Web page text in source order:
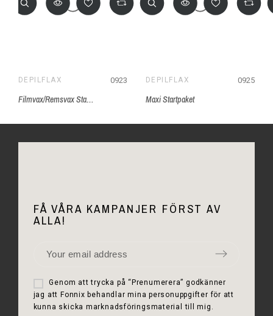
DEPILFLAX 0923
Filmvax/Remsvax Startpaket, Depilflax
DEPILFLAX 0925
Maxi Startpaket
FÅ VÅRA KAMPANJER FÖRST AV
ALLA!
Genom att trycka på “Prenumerera” godkänner
jag att Fonnix behandlar mina personuppgifter för att
kunna skicka marknadsföringsmaterial till mig.